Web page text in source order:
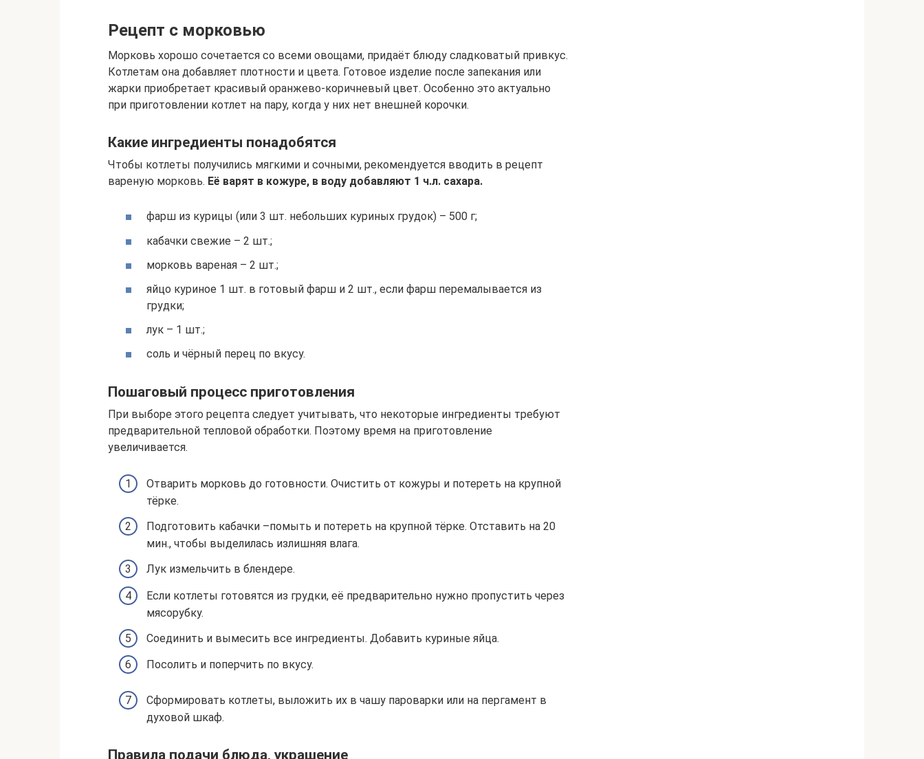
Рецепт с морковью
Морковь хорошо сочетается со всеми овощами, придаёт блюду сладковатый привкус.
Котлетам она добавляет плотности и цвета. Готовое изделие после запекания или
жарки приобретает красивый оранжево-коричневый цвет. Особенно это актуально
при приготовлении котлет на пару, когда у них нет внешней корочки.
Какие ингредиенты понадобятся
Чтобы котлеты получились мягкими и сочными, рекомендуется вводить в рецепт
вареную морковь. Её варят в кожуре, в воду добавляют 1 ч.л. сахара.
фарш из курицы (или 3 шт. небольших куриных грудок) – 500 г;
кабачки свежие – 2 шт.;
морковь вареная – 2 шт.;
яйцо куриное 1 шт. в готовый фарш и 2 шт., если фарш перемалывается из
грудки;
лук – 1 шт.;
соль и чёрный перец по вкусу.
Пошаговый процесс приготовления
При выборе этого рецепта следует учитывать, что некоторые ингредиенты требуют
предварительной тепловой обработки. Поэтому время на приготовление
увеличивается.
Отварить морковь до готовности. Очистить от кожуры и потереть на крупной
тёрке.
Подготовить кабачки –помыть и потереть на крупной тёрке. Отставить на 20
мин., чтобы выделилась излишняя влага.
Лук измельчить в блендере.
Если котлеты готовятся из грудки, её предварительно нужно пропустить через
мясорубку.
Соединить и вымесить все ингредиенты. Добавить куриные яйца.
Посолить и поперчить по вкусу.
Сформировать котлеты, выложить их в чашу пароварки или на пергамент в
духовой шкаф.
Правила подачи блюда, украшение